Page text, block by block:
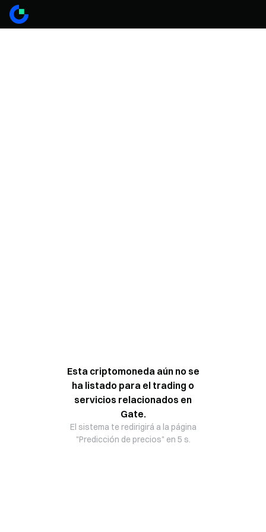
Esta criptomoneda aún no se
ha listado para el trading o
servicios relacionados en
Gate.
El sistema te redirigirá a la página
"Predicción de precios" en 5 s.